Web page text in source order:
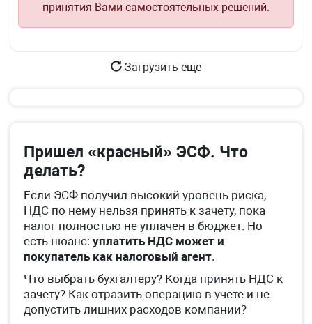
принятия Вами самостоятельных решений.
Загрузить еще
Пришел «красный» ЭСФ. Что
делать?
Если ЭСФ получил высокий уровень риска,
НДС по нему нельзя принять к зачету, пока
налог полностью не уплачен в бюджет. Но
есть нюанс: уплатить НДС может и
покупатель как налоговый агент.
Что выбрать бухгалтеру? Когда принять НДС к
зачету? Как отразить операцию в учете и не
допустить лишних расходов компании?